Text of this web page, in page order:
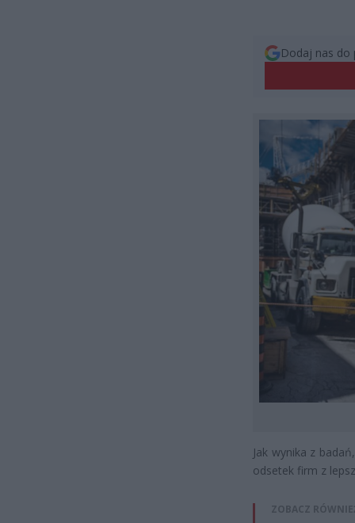
Dodaj nas do
Jak wynika z
odsetek firm z
ZOBACZ